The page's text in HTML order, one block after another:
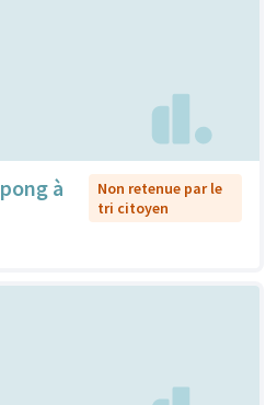
à
Non retenue par le
tri citoyen